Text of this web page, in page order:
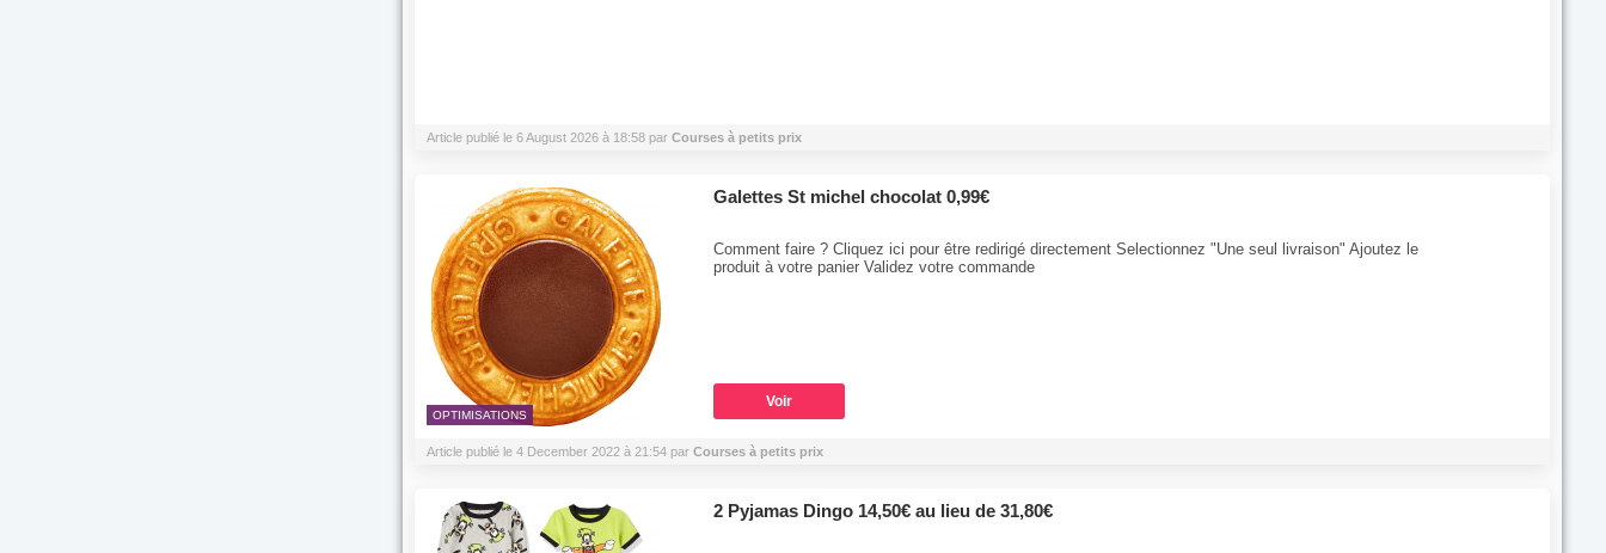
Article publié le 6 August 2026 à 18:58 par Courses à petits prix
OPTIMISATIONS
Galettes St michel chocolat 0,99€
Comment faire ? Cliquez ici pour être redirigé directement Selectionnez "Une seul livraison" Ajoutez le
produit à votre panier Validez votre commande
Voir
Article publié le 4 December 2022 à 21:54 par Courses à petits prix
2 Pyjamas Dingo 14,50€ au lieu de 31,80€